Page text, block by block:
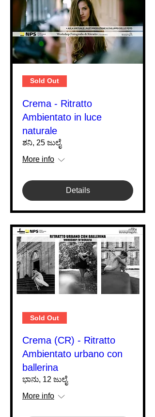
Sold Out
Crema - Ritratto
Ambientato in luce
naturale
ಶನಿ, 25 ಜುಲೈ
More info
Details
Sold Out
Crema (CR) - Ritratto
Ambientato urbano con
ballerina
ಭಾನು, 12 ಜುಲೈ
More info